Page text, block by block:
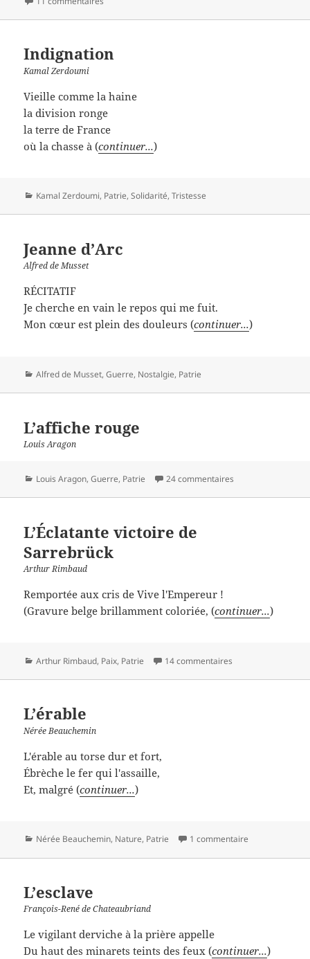
Indignation
Kamal Zerdoumi
Vieille comme la haine
la division ronge
la terre de France
où la chasse à (continuer...)
Catégories
Kamal Zerdoumi, Patrie,Solidarité,Tristesse
Jeanne d’Arc
Alfred de Musset
RÉCITATIF
Je cherche en vain le repos qui me fuit.
Mon cœur est plein des douleurs (continuer...)
Catégories
Alfred de Musset,Guerre, Nostalgie, Patrie
L’affiche rouge
Louis Aragon
Catégories
Louis Aragon,Guerre, Patrie 24 commentaires
L’Éclatante victoire de
Sarrebrück
Arthur Rimbaud
Remportée aux cris de Vive l'Empereur !
(Gravure belge brillamment coloriée, (continuer...)
Catégories
Arthur Rimbaud, Paix, Patrie 14 commentaires
L’érable
Nérée Beauchemin
L'érable au torse dur et fort,
Ébrèche le fer qui l'assaille,
Et, malgré (continuer...)
Catégories
Nérée Beauchemin, Nature, Patrie 1 commentaire
L’esclave
François-René de Chateaubriand
Le vigilant derviche à la prière appelle
Du haut des minarets teints des feux (continuer...)